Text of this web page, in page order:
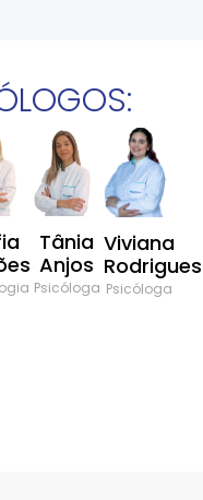
Tânia
Anjos
Psicóloga
Viviana
Rodrigues
Psicóloga